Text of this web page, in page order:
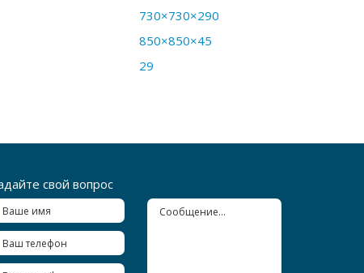
730×730×290
850×850×45
29
свой вопрос